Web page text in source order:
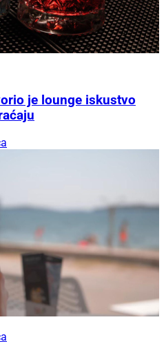
je lounge iskustvo